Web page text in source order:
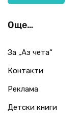
Още…
За „Аз чета“
Контакти
Реклама
Детски книги